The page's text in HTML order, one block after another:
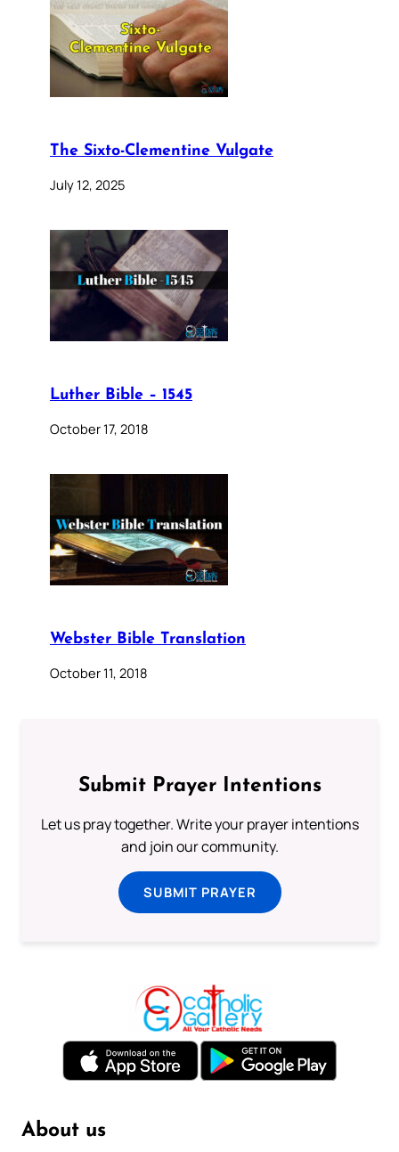
The Sixto-Clementine Vulgate
July 12, 2025
Luther Bible – 1545
October 17, 2018
Webster Bible Translation
October 11, 2018
Submit Prayer Intentions
Let us pray together. Write your prayer intentions
and join our community.
SUBMIT PRAYER
About us